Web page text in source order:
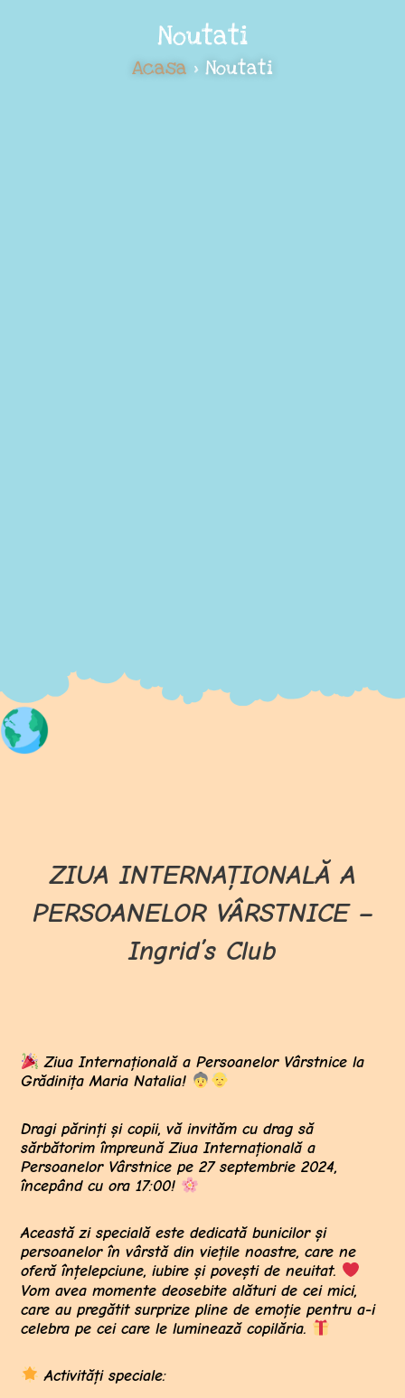
Noutati
Acasa > Noutati
ZIUA INTERNAȚIONALĂ A
PERSOANELOR VÂRSTNICE –
Ingrid’s Club
Ziua Internațională a Persoanelor Vârstnice la
Grădinița Maria Natalia!
Dragi părinți și copii, vă invităm cu drag să
sărbătorim împreunăZiua Internațională a
Persoanelor Vârstnicepe 27 septembrie 2024,
începând cu ora 17:00!
Această zi specială este dedicată bunicilor și
persoanelor în vârstă din viețile noastre, care ne
oferă înțelepciune, iubire și povești de neuitat.
Vom avea momente deosebite alături de cei mici,
care au pregătit surprize pline de emoție pentru a-i
celebra pe cei care le luminează copilăria.
Activități speciale: